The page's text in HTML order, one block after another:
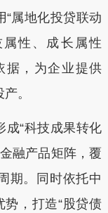
属地化投贷联动
性、成长属性
据，为企业提供
。
成“科技成果转化
融产品矩阵，覆
期。同时依托中
势，打造“股贷债